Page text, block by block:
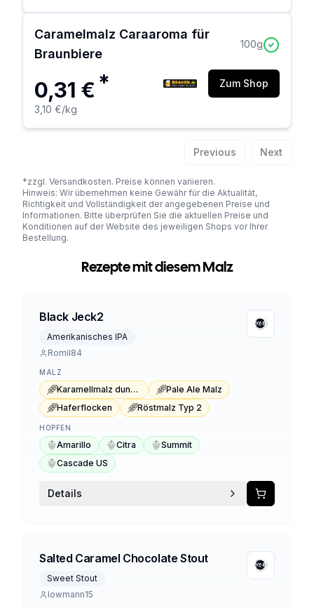
Caramelmalz Caraaroma für
Braunbiere
100g
0,31 € *
3,10 €/kg
Zum Shop
Previous Next
*zzgl. Versandkosten. Preise können variieren.
Hinweis: Wir übernehmen keine Gewähr für die Aktualität,
Richtigkeit und Vollständigkeit der angegebenen Preise und
Informationen. Bitte überprüfen Sie die aktuellen Preise und
Konditionen auf der Website des jeweiligen Shops vor Ihrer
Bestellung.
Rezepte mit diesem Malz
Black Jeck2
Amerikanisches IPA
Romil84
MALZ
Karamellmalz dunkel Typ 1
Pale Ale Malz
Haferflocken
Röstmalz Typ 2
HOPFEN
Amarillo Citra
Summit
Cascade US
Details
Salted Caramel Chocolate Stout
Sweet Stout
lowmann15